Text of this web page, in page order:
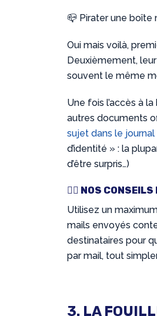
📪 Pirater une boîte
Oui mais voilà,
Deuxièmement,
souvent le même
Une fois l’accès à
autres documents
sujet dans le journal
d’identité » : la
d’être surpris…)
💁‍♂️ NOS CONSEILS
Utilisez un
mails envoyés
destinataires pour
par mail, tout
3. LA